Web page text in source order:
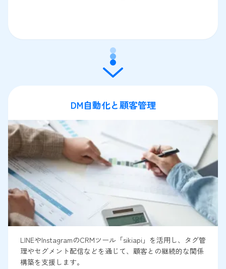
DM自動化と顧客管理
LINEやInstagramのCRMツール「sikiapi」を活用し、タグ管
理やセグメント配信などを通じて、顧客との継続的な関係
構築を支援します。